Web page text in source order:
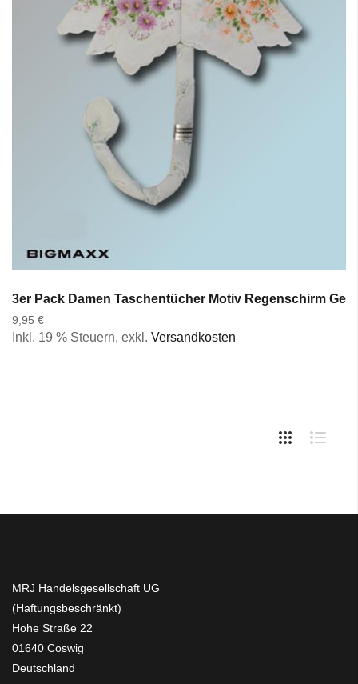
3er Pack Damen Taschentücher Motiv Regenschirm
9,95 €
Inkl. 19 % Steuern, exkl. Versandkosten
MRJ Handelsgesellschaft UG
(Haftungsbeschränkt)
Hohe Straße 22
01640 Coswig
Deutschland